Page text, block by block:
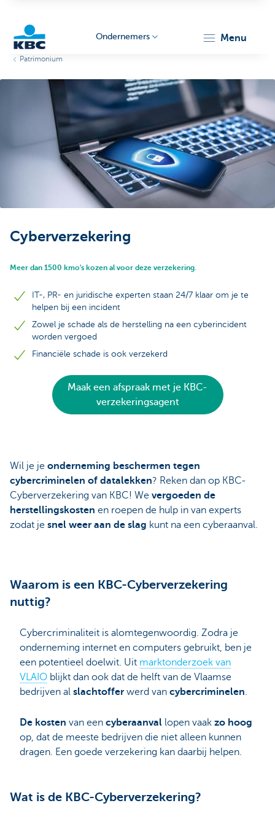
Ondernemers menu
Patrimonium
Cyberverzekering
Meer dan 1500 kmo's kozen al voor deze verzekering.
IT-, PR- en juridische experten staan 24/7 klaar om je te
helpen bij een incident
Zowel je schade als de herstelling na een cyberincident
worden vergoed
Financiële schade is ook verzekerd
Maak een afspraak met je KBC-
verzekeringsagent
Wil je je onderneming beschermen tegen
cybercriminelen of datalekken? Reken dan op KBC-
Cyberverzekering van KBC! We vergoeden de
herstellingskosten en roepen de hulp in van experts
zodat je snel weer aan de slag kunt na een cyberaanval.
Waarom is een KBC-Cyberverzekering
nuttig?
Cybercriminaliteit is alomtegenwoordig. Zodra je
onderneming internet en computers gebruikt, ben je
een potentieel doelwit. Uit marktonderzoek van
VLAIO blijkt dan ook dat de helft van de Vlaamse
bedrijven al slachtoffer werd van cybercriminelen.
De kosten van een cyberaanval lopen vaak zo hoog
op, dat de meeste bedrijven die niet alleen kunnen
dragen. Een goede verzekering kan daarbij helpen.
Wat is de KBC-Cyberverzekering?